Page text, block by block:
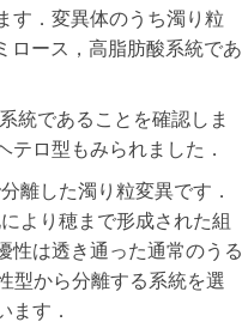
す．変異体のうち濁り粒
ロース，高脂肪酸系統であ
統であることを確認しま
ロ型もみられました．
離した濁り粒変異です．
より穂まで形成された組
性は透き通った通常のうる
型から分離する系統を選
ます．